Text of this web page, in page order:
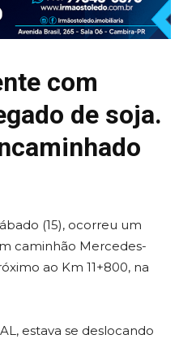
com
de soja.
(15), ocorreu um
caminhão Mercedes-
ao Km 11+800, na
estava se deslocando